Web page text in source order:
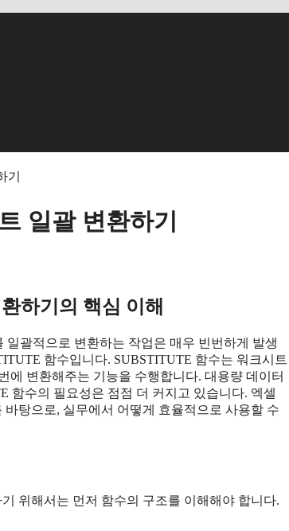
기
일괄 변환하기
하기의 핵심 이해
괄적으로 변환하는 작업은 매우 빈번하게 발생
함수입니다. SUBSTITUTE 함수는 워크시트
에 변환해주는 기능을 수행합니다. 대용량 데이터
함수의 필요성은 점점 더 커지고 있습니다. 엑셀
탕으로, 실무에서 어떻게 효율적으로 사용할 수
위해서는 먼저 함수의 구조를 이해해야 합니다.